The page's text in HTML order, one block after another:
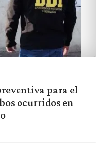
para el
ocurridos en